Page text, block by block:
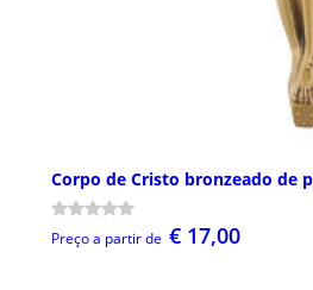
Corpo de Cristo bronzeado de
Preço a partir de € 17,00